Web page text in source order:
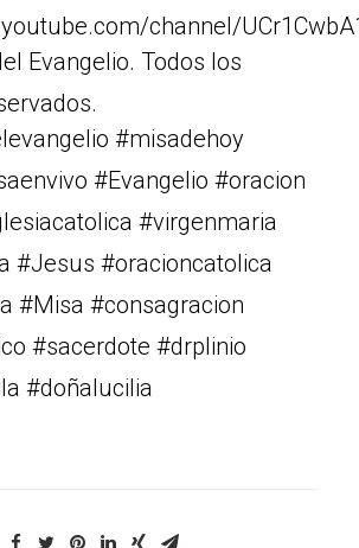
channel/
Evangelio. Todos los
#misadehoy
#Evangelio #oracion
#virgenmaria
#Jesus #oracioncatolica
#Misa #consagracion
#sacerdote #drplinio
#doñalucilia